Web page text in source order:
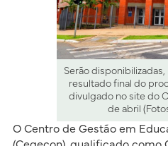
Serão disponibilizadas,
resultado final do
divulgado no site do
de abril
O Centro de Gestão em